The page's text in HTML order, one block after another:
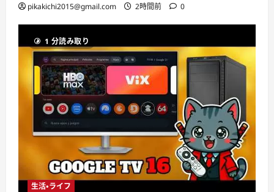
pikakichi2015@gmail.com 2時間前 0
1 分読み取り
生活・ライフ